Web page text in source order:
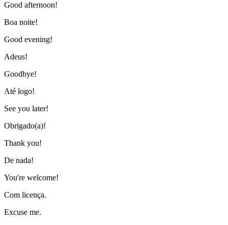
Good afternoon!
Boa noite!
Good evening!
Adeus!
Goodbye!
Até logo!
See you later!
Obrigado(a)!
Thank you!
De nada!
You're welcome!
Com licença.
Excuse me.